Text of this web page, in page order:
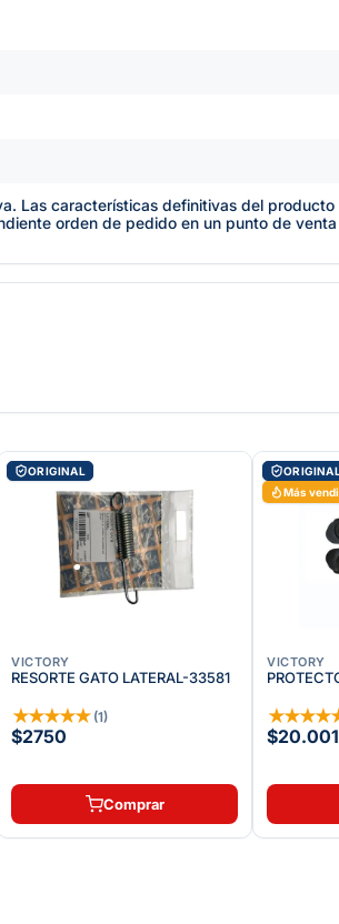
Las características definitivas del
orden de pedido en un punto de
ORIGINAL
VICTORY
RESORTE GATO LATERAL-33581
★★★★★ (1)
$2750
Comprar
ORIGINAL
Más
VICTORY
★★★★
$20.001